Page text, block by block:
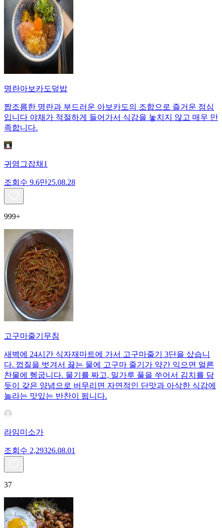
명란아보카도덮밥
짭조름한 명란과 부드러운 아보카도의 조합으로 즐거운 점심
입니다 야채가 적절하게 들어가서 식감을 놓치지 않고 매우 만
족합니다.
귀염그잡채1
조회수 9.6만25.08.28
999+
고구마줄기무침
새벽에 24시간 식자재마트에 가서 고구마줄기 3단을 샀습니
다. 껍질을 벗겨서 끓는 물에 고구마 줄기가 약간 익으면 얼른
찬물에 헹굽니다. 물기를 짜고, 밀가루 풀을 쑤어서 김치를 담
듯이 갖은 양념으로 버무리면 자연적인 단맛과 아삭한 식감에
놀라는 맛있는 반찬이 됩니다.
라임미소가
조회수 2,29326.08.01
37